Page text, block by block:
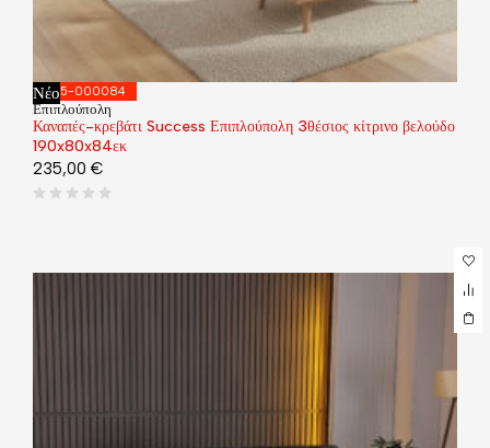
Νέο035-000084
Επιπλούπολη
Καναπές-κρεβάτι Success Επιπλούπολη 3θέσιος κίτρινο βελούδο
190x80x84εκ
235,00 €